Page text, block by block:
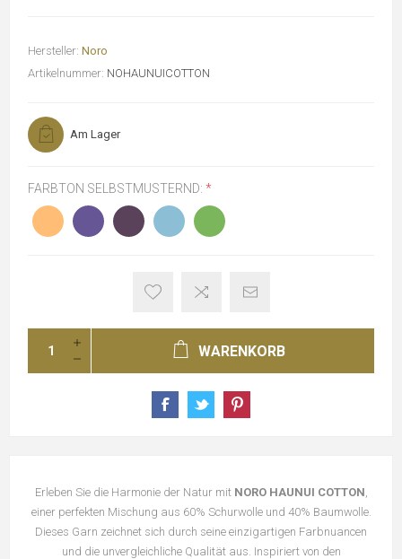
Hersteller: Noro
Artikelnummer: NOHAUNUICOTTON
Am Lager
FARBTON SELBSTMUSTERND: *
WARENKORB
Erleben Sie die Harmonie der Natur mit NORO HAUNUI COTTON
einer perfekten Mischung aus 60% Schurwolle und 40% Baumwolle.
Dieses Garn zeichnet sich durch seine einzigartigen Farbnuancen
und die unvergleichliche Qualität aus. Inspiriert von den